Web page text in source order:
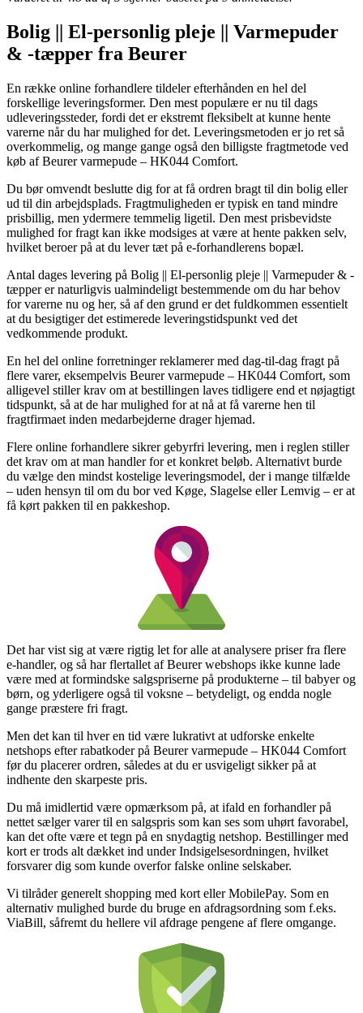
Bolig || El-personlig pleje || Varmepuder
& -tæpper fra Beurer
En række online forhandlere tildeler efterhånden en hel del
forskellige leveringsformer. Den mest populære er nu til dags
udleveringssteder, fordi det er ekstremt fleksibelt at kunne hente
varerne når du har mulighed for det. Leveringsmetoden er jo ret så
overkommelig, og mange gange også den billigste fragtmetode ved
køb af Beurer varmepude – HK044 Comfort.
Du bør omvendt beslutte dig for at få ordren bragt til din bolig eller
ud til din arbejdsplads. Fragtmuligheden er typisk en tand mindre
prisbillig, men ydermere temmelig ligetil. Den mest prisbevidste
mulighed for fragt kan ikke modsiges at være at hente pakken selv,
hvilket beroer på at du lever tæt på e-forhandlerens bopæl.
Antal dages levering på Bolig || El-personlig pleje || Varmepuder & -
tæpper er naturligvis ualmindeligt bestemmende om du har behov
for varerne nu og her, så af den grund er det fuldkommen essentielt
at du besigtiger det estimerede leveringstidspunkt ved det
vedkommende produkt.
En hel del online forretninger reklamerer med dag-til-dag fragt på
flere varer, eksempelvis Beurer varmepude – HK044 Comfort, som
alligevel stiller krav om at bestillingen laves tidligere end et nøjagtigt
tidspunkt, så at de har mulighed for at nå at få varerne hen til
fragtfirmaet inden medarbejderne drager hjemad.
Flere online forhandlere sikrer gebyrfri levering, men i reglen stiller
det krav om at man handler for et konkret beløb. Alternativt burde
du vælge den mindst kostelige leveringsmodel, der i mange tilfælde
– uden hensyn til om du bor ved Køge, Slagelse eller Lemvig – er at
få kørt pakken til en pakkeshop.
Det har vist sig at være rigtig let for alle at analysere priser fra flere
e-handler, og så har flertallet af Beurer webshops ikke kunne lade
være med at formindske salgspriserne på produkterne – til babyer og
børn, og yderligere også til voksne – betydeligt, og endda nogle
gange præstere fri fragt.
Men det kan til hver en tid være lukrativt at udforske enkelte
netshops efter rabatkoder på Beurer varmepude – HK044 Comfort
før du placerer ordren, således at du er usvigeligt sikker på at
indhente den skarpeste pris.
Du må imidlertid være opmærksom på, at ifald en forhandler på
nettet sælger varer til en salgspris som kan ses som uhørt favorabel,
kan det ofte være et tegn på en snydagtig netshop. Bestillinger med
kort er trods alt dækket ind under Indsigelsesordningen, hvilket
forsvarer dig som kunde overfor falske online selskaber.
Vi tilråder generelt shopping med kort eller MobilePay. Som en
alternativ mulighed burde du bruge en afdragsordning som f.eks.
ViaBill, såfremt du hellere vil afdrage pengene af flere omgange.